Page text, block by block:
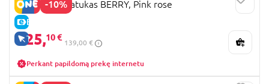
-10%
E-KAINA
TIK INTERNETU
LIONELO triratukas BERRY, Pink rose
125,10 €
139,00 €
Perkant papildomą prekę internetu